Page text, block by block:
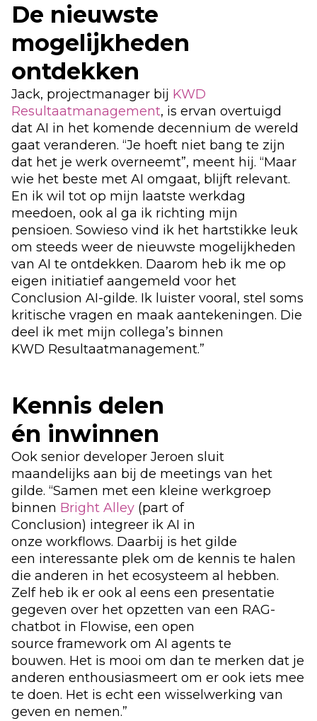
De nieuwste
mogelijkheden
ontdekken
Jack, projectmanager bij KWD
Resultaatmanagement, is ervan overtuigd
dat AI in het komende decennium de wereld
gaat veranderen. “Je hoeft niet bang te zijn
dat het je werk overneemt”, meent hij. “Maar
wie het beste met AI omgaat, blijft relevant.
En ik wil tot op mijn laatste werkdag
meedoen, ook al ga ik richting mijn
pensioen. Sowieso vind ik het hartstikke leuk
om steeds weer de nieuwste mogelijkheden
van AI te ontdekken. Daarom heb ik me op
eigen initiatiefaangemeld voor het
Conclusion AI-gilde. Ik luister vooral, stel soms
kritische vragen en maak aantekeningen. Die
deel ik met mijn collega’s binnen
KWD Resultaatmanagement.”
Kennis delen
én inwinnen
Ook senior developer Jeroen sluit
maandelijks aan bij de meetings van het
gilde. “Samen met een kleine werkgroep
binnen Bright Alley (part of
Conclusion) integreer ik AI in
onze workflows. Daarbij is het gilde
een interessante plek om de kennis te halen
die anderen in het ecosysteem al hebben.
Zelf heb ik er ook al eens een presentatie
gegeven over het opzetten van een RAG-
chatbot in Flowise, een open
source framework om AI agents te
bouwen. Het is mooi om dan te merken dat je
anderen enthousiasmeert om er ook iets mee
te doen. Het is echt een wisselwerking van
geven en nemen.”